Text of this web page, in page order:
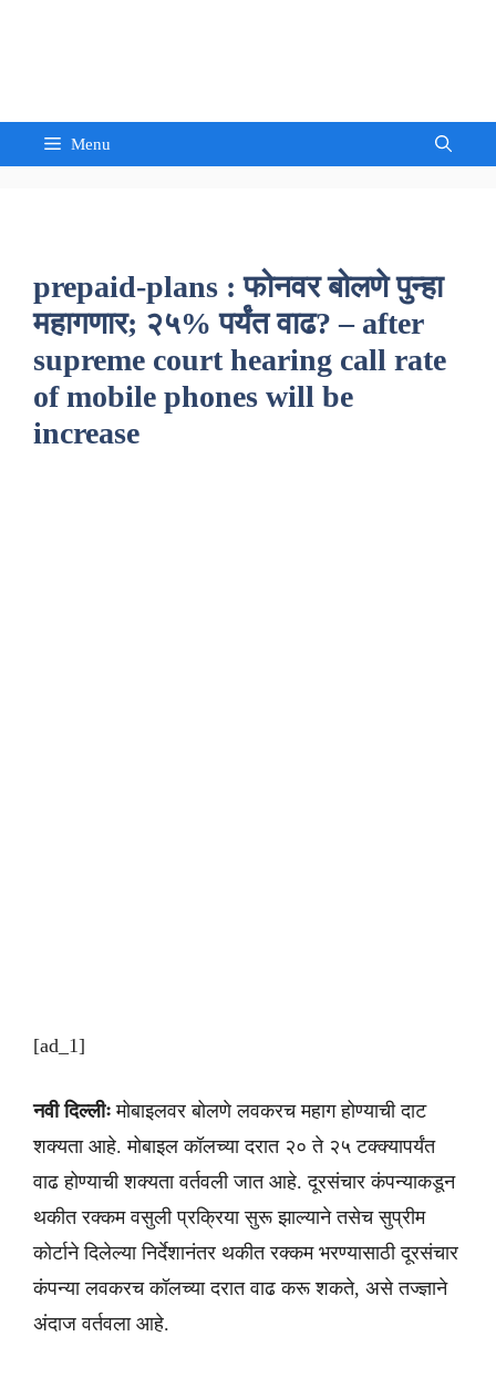
Menu
prepaid-plans : फोनवर बोलणे पुन्हा
महागणार; २५% पर्यंत वाढ? – after
supreme court hearing call rate
of mobile phones will be
increase
[ad_1]
नवी दिल्लीःमोबाइलवर बोलणे लवकरच महाग होण्याची दाट
शक्यता आहे. मोबाइल कॉलच्या दरात २० ते २५ टक्क्यापर्यंत
वाढ होण्याची शक्यता वर्तवली जात आहे. दूरसंचार कंपन्याकडून
थकीत रक्कम वसुली प्रक्रिया सुरू झाल्याने तसेच सुप्रीम
कोर्टाने दिलेल्या निर्देशानंतर थकीत रक्कम भरण्यासाठी दूरसंचार
कंपन्या लवकरच कॉलच्या दरात वाढ करू शकते, असे तज्ज्ञाने
अंदाज वर्तवला आहे.